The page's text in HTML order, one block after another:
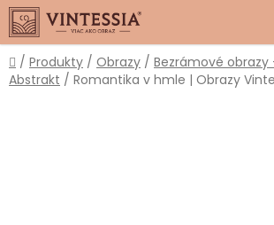
Prejsť
na
obsah
Domov
/ Produkty / Obrazy / Bezrámové obrazy
Abstrakt / Romantika v hmle | Obrazy